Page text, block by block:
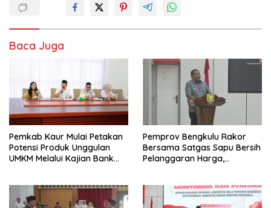
Baca Juga
Pemkab Kaur Mulai Petakan
Potensi Produk Unggulan
UMKM Melalui Kajian Bank
Pemprov Bengkulu Rakor
Bersama Satgas Sapu Bersih
Pelanggaran Harga,
Masih Jadi Sorotan